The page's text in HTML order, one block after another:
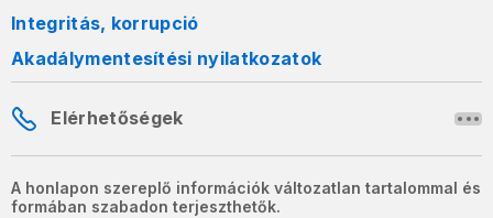
Integritás, korrupció
Akadálymentesítési nyilatkozatok
Elérhetőségek
A honlapon szereplő információk változatlan tartalommal és
formában szabadon terjeszthetők.